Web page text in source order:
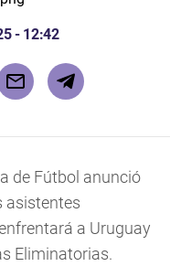
- 12:42
de Fútbol anunció
asistentes
a Uruguay
Eliminatorias.